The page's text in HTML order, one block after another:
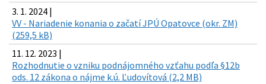
3. 1. 2024 |
VV - Nariadenie konania o začatí JPÚ Opatovce (okr. ZM)
(259,5 kB)
11. 12. 2023 |
Rozhodnutie o vzniku podnájomného vzťahu podľa §12b
ods. 12 zákona o nájme k.ú. Ľudovítová (2,2 MB)